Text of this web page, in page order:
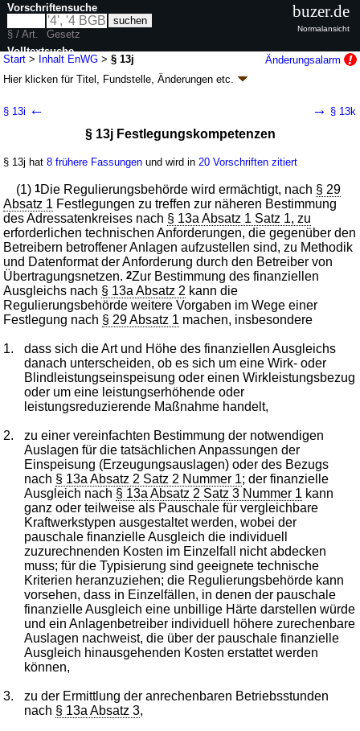
Start > Inhalt EnWG >§ 13j
Änderungsalarm
Hier klicken fürTitel, Fundstelle, Änderungen etc.
Abs. 6 G. v. 23.07.2026BGBl. 2026 I Nr. 226
128 weitere Fassungen | Drucksachen / Entwurf / Begründung
Teil 3 Regulierung des Netzbetriebs
Abschnitt 1 Aufgaben der Netzbetreiber
§ 13i ← → § 13k
§ 13j Festlegungskompetenzen
§ 13j hat8 frühere Fassungen und wird in 20 Vorschriften zitiert
(1)1Die Regulierungsbehörde wird ermächtigt, nach § 29
Absatz 1 Festlegungen zu treffen zur näheren Bestimmung
des Adressatenkreises nach § 13a Absatz 1 Satz 1, zu
erforderlichen technischen Anforderungen, die gegenüber den
Betreibern betroffener Anlagen aufzustellen sind, zu Methodik
und Datenformat der Anforderung durch den Betreiber von
Übertragungsnetzen.2Zur Bestimmung des finanziellen
Ausgleichs nach § 13a Absatz 2 kann die
Regulierungsbehörde weitere Vorgaben im Wege einer
Festlegung nach § 29 Absatz 1 machen, insbesondere
1.
dass sich die Art und Höhe des finanziellen Ausgleichs
danach unterscheiden, ob es sich um eine Wirk- oder
Blindleistungseinspeisung oder einen Wirkleistungsbezug
oder um eine leistungserhöhende oder
leistungsreduzierende Maßnahme handelt,
2.
zu einer vereinfachten Bestimmung der notwendigen
Auslagen für die tatsächlichen Anpassungen der
Einspeisung (Erzeugungsauslagen) oder des Bezugs
nach § 13a Absatz 2 Satz 2 Nummer 1; der finanzielle
Ausgleich nach § 13a Absatz 2 Satz 3 Nummer 1 kann
ganz oder teilweise als Pauschale für vergleichbare
Kraftwerkstypen ausgestaltet werden, wobei der
pauschale finanzielle Ausgleich die individuell
zuzurechnenden Kosten im Einzelfall nicht abdecken
muss; für die Typisierung sind geeignete technische
Kriterien heranzuziehen; die Regulierungsbehörde kann
vorsehen, dass in Einzelfällen, in denen der pauschale
finanzielle Ausgleich eine unbillige Härte darstellen würde
und ein Anlagenbetreiber individuell höhere zurechenbare
Auslagen nachweist, die über der pauschale finanzielle
Ausgleich hinausgehenden Kosten erstattet werden
können,
3.
zu der Ermittlung der anrechenbaren Betriebsstunden
nach § 13a Absatz 3,
Vorschriftensuche
§ / Art.
Gesetz
Volltextsuche
nur in EnWG
buzer.de
Normalansicht